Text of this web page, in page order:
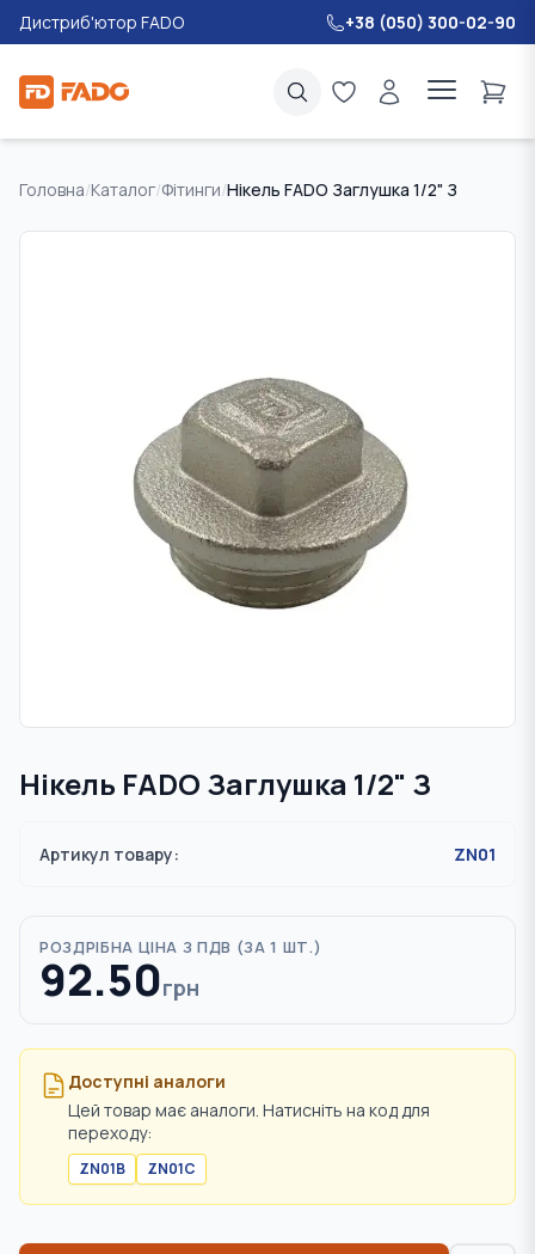
Дистриб'ютор FADO +38 (050) 300-02-90
Головна/Каталог/Фітинги/Нікель FADO Заглушка 1/2" З
Нікель FADO Заглушка 1/2" З
Артикул товару: ZN01
РОЗДРІБНА ЦІНА З ПДВ (ЗА 1 ШТ.)
92.50грн
Доступні аналоги
Цей товар має аналоги. Натисніть на код для
переходу:
ZN01B ZN01C